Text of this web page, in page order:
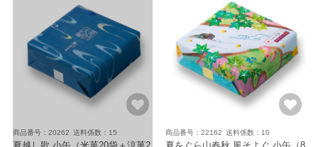
商品番号：20262 送料係数：15 商品番号：22162 送料係数：10